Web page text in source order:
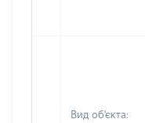
Вид об'єкта: